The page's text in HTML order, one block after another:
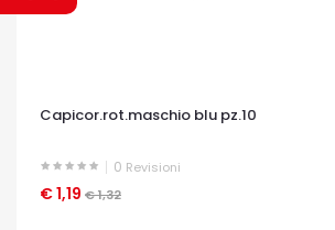
Capicor.rot.maschio blu pz.10
0 Revisioni
€ 1,19 € 1,32
OCCHIATA VELOCE